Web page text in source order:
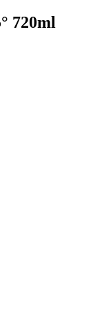
720ml